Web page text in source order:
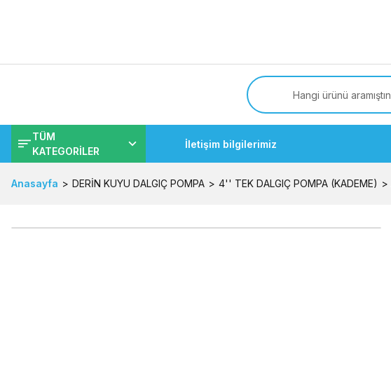
TÜM
KATEGORİLER
İletişim bilgilerimiz
Anasayfa DERİN KUYU DALGIÇ POMPA 4'' TEK DALGIÇ POMPA (KADEME)